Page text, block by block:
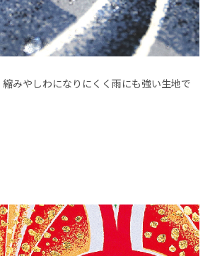
みやしわになりにくく雨にも強い生地で